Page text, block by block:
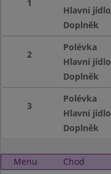
1
Hlavní jídlo
Doplněk
2
Polévka
Hlavní jídlo
Doplněk
3
Polévka
Hlavní jídlo
Doplněk
Menu Chod